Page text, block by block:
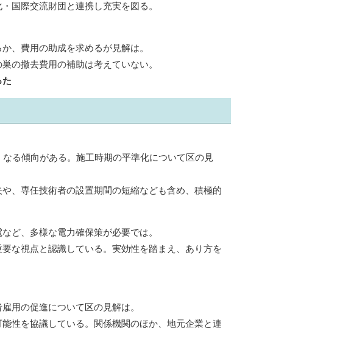
国際交流財団と連携し充実を図る。
、費用の助成を求めるが見解は。
の撤去費用の補助は考えていない。
た
る傾向がある。施工時期の平準化について区の見
、専任技術者の設置期間の短縮なども含め、積極的
ど、多様な電力確保策が必要では。
な視点と認識している。実効性を踏まえ、あり方を
用の促進について区の見解は。
性を協議している。関係機関のほか、地元企業と連